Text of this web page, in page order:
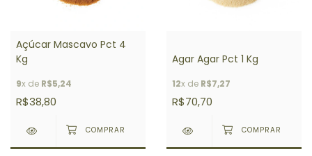
Açúcar Mascavo Pct 4
Kg
9x de R$5,24
R$38,80
Agar Agar Pct 1 Kg
12x de R$7,27
R$70,70